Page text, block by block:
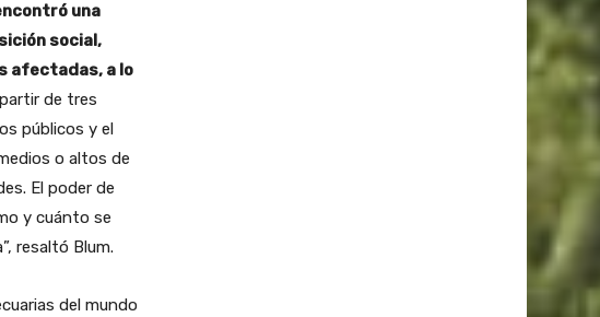
una
social,
afectadas, a lo
de tres
públicos y el
o altos de
El poder de
y cuánto se
resaltó Blum.
del mundo